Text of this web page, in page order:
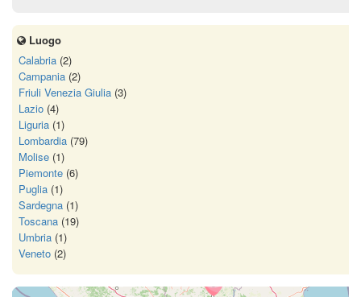
Luogo
Calabria (2)
Campania (2)
Friuli Venezia Giulia (3)
Lazio (4)
Liguria (1)
Lombardia (79)
Molise (1)
Piemonte (6)
Puglia (1)
Sardegna (1)
Toscana (19)
Umbria (1)
Veneto (2)